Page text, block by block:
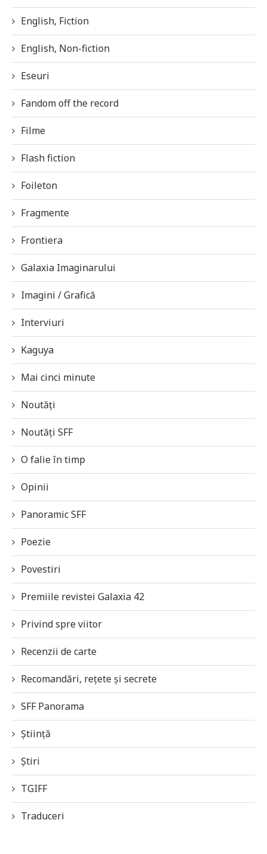
English, Fiction
English, Non-fiction
Eseuri
Fandom off the record
Filme
Flash fiction
Foileton
Fragmente
Frontiera
Galaxia Imaginarului
Imagini / Grafică
Interviuri
Kaguya
Mai cinci minute
Noutăți
Noutăți SFF
O falie în timp
Opinii
Panoramic SFF
Poezie
Povestiri
Premiile revistei Galaxia 42
Privind spre viitor
Recenzii de carte
Recomandări, rețete și secrete
SFF Panorama
Știință
Știri
TGIFF
Traduceri